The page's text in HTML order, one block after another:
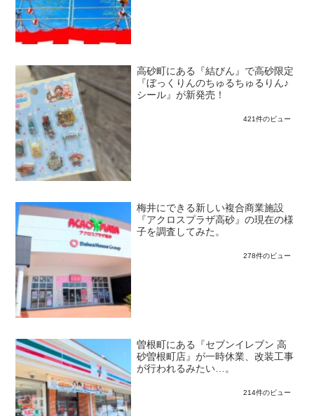
高砂町にある『結びん』で高砂限定
『ぼっくりんのちゅるちゅるりん♪
シール』が新発売！
421件のビュー
梅井にできる新しい複合商業施設
『アクロスプラザ高砂』の現在の様
子を調査してみた。
278件のビュー
曽根町にある『セブンイレブン 高
砂曽根町店』が一時休業、改装工事
が行われるみたい…。
214件のビュー